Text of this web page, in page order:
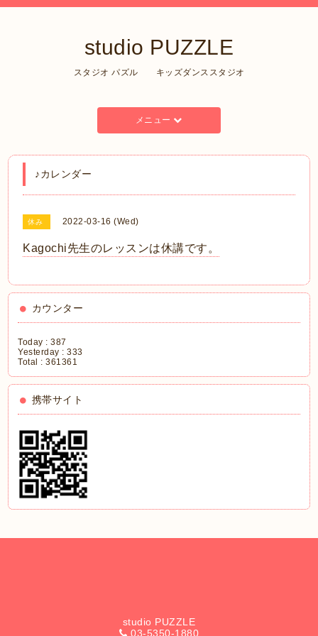
studio PUZZLE
スタジオ パズル キッズダンススタジオ
メニュー
♪カレンダー
休み 2022-03-16 (Wed)
Kagochi先生のレッスンは休講です。
カウンター
Today :387
Yesterday :333
Total :361361
携帯サイト
studio PUZZLE
03-5350-1880